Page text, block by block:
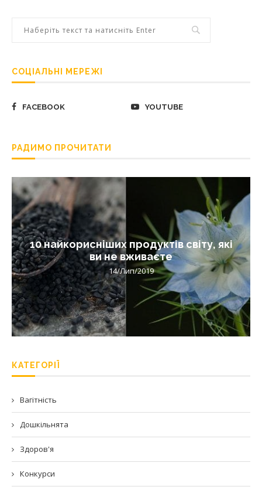
СОЦІАЛЬНІ МЕРЕЖІ
FACEBOOK YOUTUBE
РАДИМО ПРОЧИТАТИ
10 найкорисніших продуктів світу, які
ви не вживаєте
14/Лип/2019
КАТЕГОРІЇ
Вагітність
Дошкільнята
Здоров'я
Конкурси